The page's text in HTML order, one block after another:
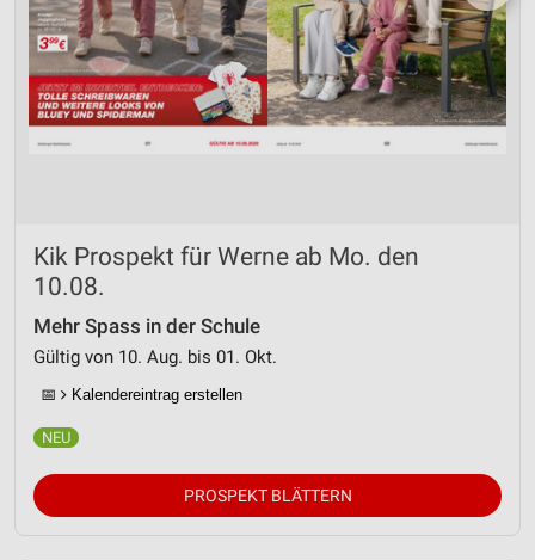
Kik Prospekt für Werne ab Mo. den
10.08.
Mehr Spass in der Schule
Gültig von 10. Aug. bis 01. Okt.
📅 Kalendereintrag erstellen
PROSPEKT BLÄTTERN